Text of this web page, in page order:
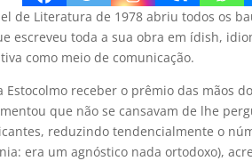
de Literatura de 1978 abriu todos os
escreveu toda a sua obra em ídish,
como meio de comunicação.
Estocolmo receber o prêmio das mãos
que não se cansavam de lhe
reduzindo tendencialmente o
era um agnóstico nada ortodoxo),